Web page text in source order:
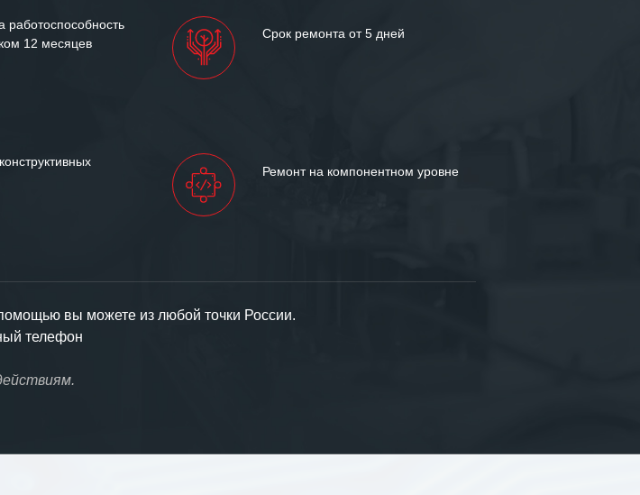
работоспособность
12 месяцев
Срок ремонта от 5 дней
Ремонт на компонентном уровне
вы можете из любой точки России.
телефон